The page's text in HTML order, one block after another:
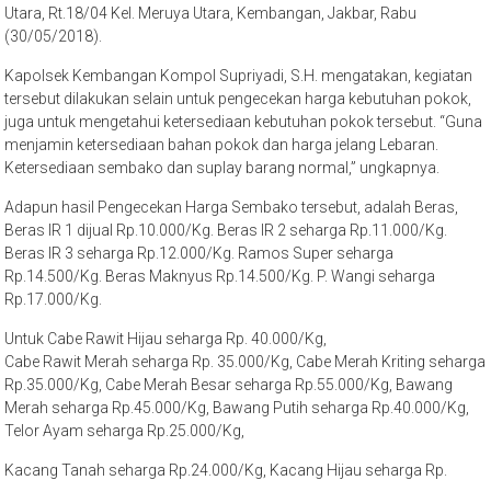
Utara, Rt.18/04 Kel. Meruya Utara, Kembangan, Jakbar, Rabu
(30/05/2018).
Kapolsek Kembangan Kompol Supriyadi, S.H. mengatakan, kegiatan
tersebut dilakukan selain untuk pengecekan harga kebutuhan pokok,
juga untuk mengetahui ketersediaan kebutuhan pokok tersebut. “Guna
menjamin ketersediaan bahan pokok dan harga jelang Lebaran.
Ketersediaan sembako dan suplay barang normal,” ungkapnya.
Adapun hasil Pengecekan Harga Sembako tersebut, adalah Beras,
Beras IR 1 dijual Rp.10.000/Kg. Beras IR 2 seharga Rp.11.000/Kg.
Beras IR 3 seharga Rp.12.000/Kg. Ramos Super seharga
Rp.14.500/Kg. Beras Maknyus Rp.14.500/Kg. P. Wangi seharga
Rp.17.000/Kg.
Untuk Cabe Rawit Hijau seharga Rp. 40.000/Kg,
Cabe Rawit Merah seharga Rp. 35.000/Kg, Cabe Merah Kriting seharga
Rp.35.000/Kg, Cabe Merah Besar seharga Rp.55.000/Kg, Bawang
Merah seharga Rp.45.000/Kg, Bawang Putih seharga Rp.40.000/Kg,
Telor Ayam seharga Rp.25.000/Kg,
Kacang Tanah seharga Rp.24.000/Kg, Kacang Hijau seharga Rp.